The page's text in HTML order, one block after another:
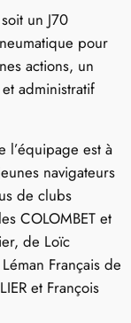
un J70
pour
actions, un
administratif
l’équipage est à
navigateurs
de clubs
COLOMBET et
de Loïc
Français de
et François